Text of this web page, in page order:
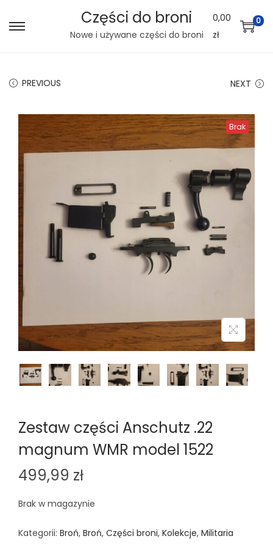
S
o
n
a
g
a
t
i
S
o
c
o
e
n
t
Części do broni
Nowe i używane części do broni
0,00
zł
0
PREVIOUS NEXT
Brak
Zestaw części Anschutz .22
magnum WMR model 1522
499,99 zł
Brak w magazynie
Kategorii: Broń, Broń, Części broni, Kolekcje, Militaria